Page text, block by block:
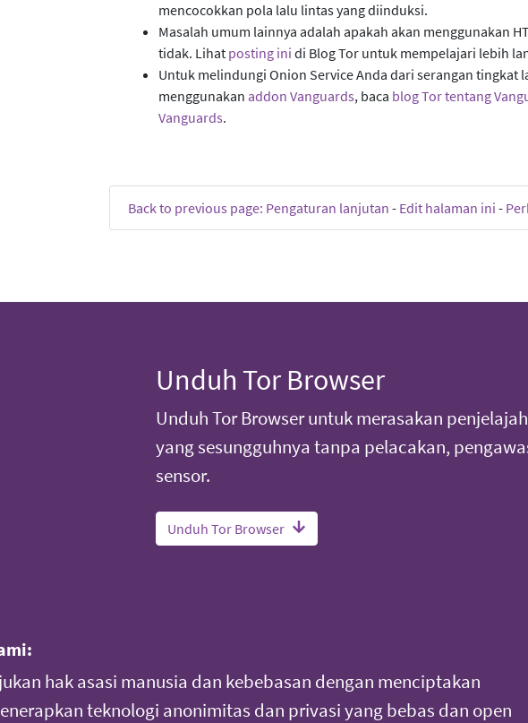
mencocokkan pola lalu lintas yang diinduksi.
Masalah umum lainnya adalah apakah akan menggunakan
tidak. Lihat posting ini di Blog Tor untuk mempelajari lebih
Untuk melindungi Onion Service Anda dari serangan tingkat
menggunakan addon Vanguards, baca blog Tor tentang
Vanguards.
Back to previous page: Pengaturan lanjutan - Edit halaman ini -
Unduh Tor Browser
Unduh Tor Browser untuk merasakan
yang sesungguhnya tanpa pelacakan,
sensor.
Unduh Tor Browser
hak asasi manusia dan kebebasan dengan menciptakan
teknologi anonimitas dan privasi yang bebas dan open